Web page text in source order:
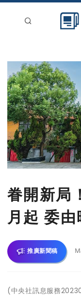
新聞稿分類
登入
刊登
眷開新局
月起 委
推廣新聞稿
(中央社訊息服務